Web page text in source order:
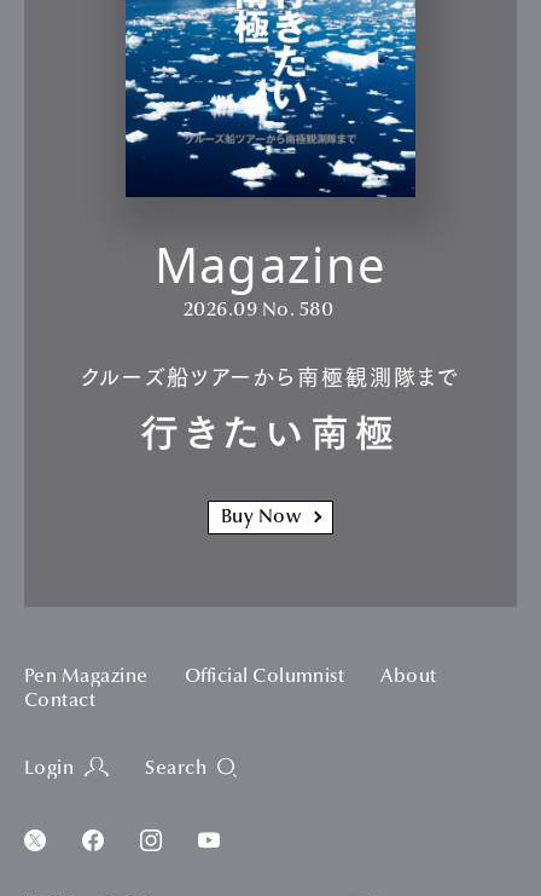
Magazine
2026.09 No. 580
クルーズ船ツアーから南極観測隊まで
行きたい南極
Buy Now
Pen Magazine Official Columnist
About
Contact
Login Search